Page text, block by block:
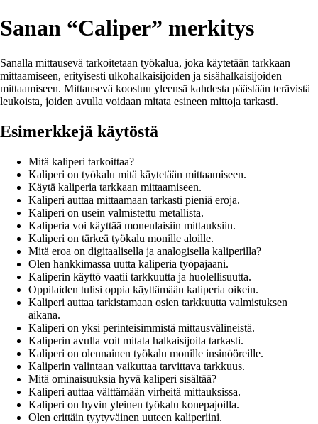
Sanan “Caliper” merkitys
Sanalla mittausevä tarkoitetaan työkalua, joka käytetään tarkkaan
mittaamiseen, erityisesti ulkohalkaisijoiden ja sisähalkaisijoiden
mittaamiseen. Mittausevä koostuu yleensä kahdesta päästään terävistä
leukoista, joiden avulla voidaan mitata esineen mittoja tarkasti.
Esimerkkejä käytöstä
Mitä kaliperi tarkoittaa?
Kaliperi on työkalu mitä käytetään mittaamiseen.
Käytä kaliperia tarkkaan mittaamiseen.
Kaliperi auttaa mittaamaan tarkasti pieniä eroja.
Kaliperi on usein valmistettu metallista.
Kaliperia voi käyttää monenlaisiin mittauksiin.
Kaliperi on tärkeä työkalu monille aloille.
Mitä eroa on digitaalisella ja analogisella kaliperilla?
Olen hankkimassa uutta kaliperia työpajaani.
Kaliperin käyttö vaatii tarkkuutta ja huolellisuutta.
Oppilaiden tulisi oppia käyttämään kaliperia oikein.
Kaliperi auttaa tarkistamaan osien tarkkuutta valmistuksen
aikana.
Kaliperi on yksi perinteisimmistä mittausvälineistä.
Kaliperin avulla voit mitata halkaisijoita tarkasti.
Kaliperi on olennainen työkalu monille insinööreille.
Kaliperin valintaan vaikuttaa tarvittava tarkkuus.
Mitä ominaisuuksia hyvä kaliperi sisältää?
Kaliperi auttaa välttämään virheitä mittauksissa.
Kaliperi on hyvin yleinen työkalu konepajoilla.
Olen erittäin tyytyväinen uuteen kaliperiini.